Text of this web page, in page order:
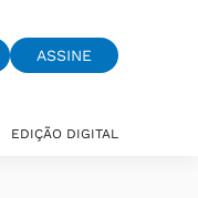
ASSINE
EDIÇÃO DIGITAL